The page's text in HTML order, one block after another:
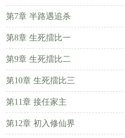
第7章 半路遇追杀
第8章 生死擂比一
第9章 生死擂比二
第10章 生死擂比三
第11章 接任家主
第12章 初入修仙界